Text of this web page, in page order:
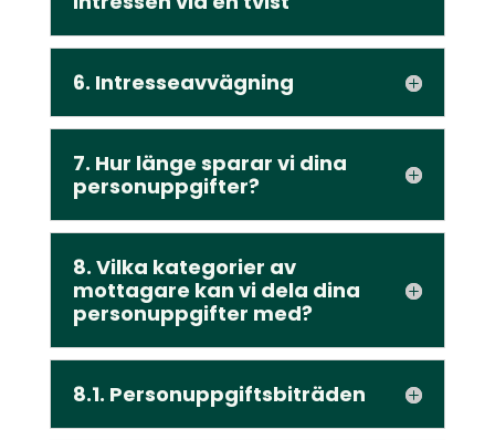
6. Intresseavvägning
7. Hur länge sparar vi dina
personuppgifter?
8. Vilka kategorier av
mottagare kan vi dela dina
personuppgifter med?
8.1. Personuppgiftsbiträden